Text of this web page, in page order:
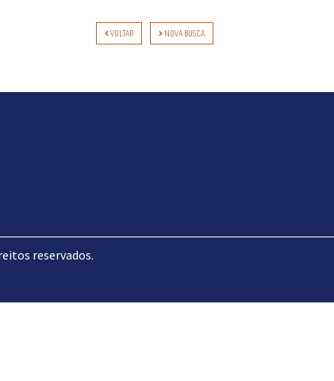
VOLTAR NOVA BUSCA
reservados.